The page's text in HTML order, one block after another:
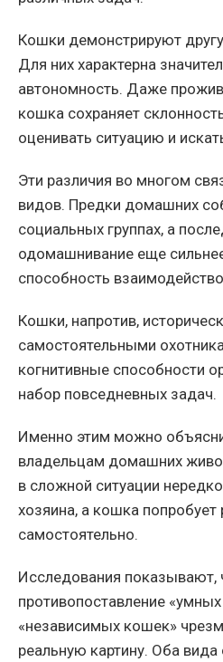
Кошки демонстрируют
Для них характерна
автономность. Даже
кошка сохраняет
оценивать ситуацию и
Эти различия во многом
видов. Предки домашних
социальных группах, а
одомашнивание еще
способность
Кошки, напротив,
самостоятельными
когнитивные способности
набор повседневных задач.
Именно этим можно
владельцам домашних
в сложной ситуации
хозяина, а кошка попробует
самостоятельно.
Исследования показывают,
противопоставление
«независимых кошек»
реальную картину. Оба